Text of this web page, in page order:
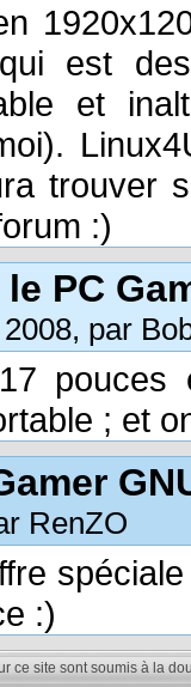
est
et
trouver
:)
PC
par
pouces
; et
RenZO
:)
ce site sont soumis à la